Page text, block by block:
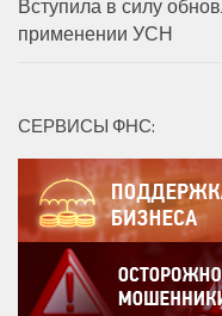
применении УСН
СЕРВИСЫ ФНС: